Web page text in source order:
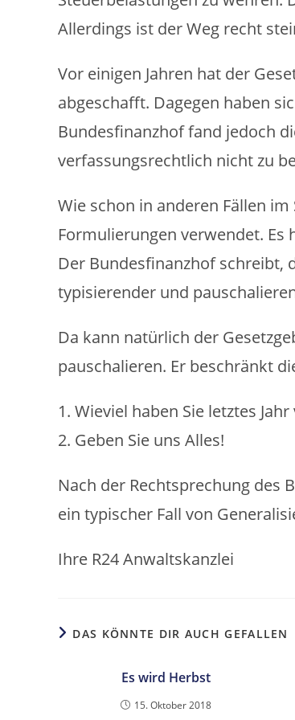
Allerdings ist der Weg recht
Vor einigen Jahren hat der
abgeschafft. Dagegen haben
Bundesfinanzhof fand jedoch
verfassungsrechtlich nicht zu
Wie schon in anderen Fällen
Formulierungen verwendet.
Der Bundesfinanzhof schreibt,
typisierender und
Da kann natürlich der
pauschalieren. Er beschränkt
1. Wieviel haben Sie letztes
2. Geben Sie uns Alles!
Nach der Rechtsprechung des
ein typischer Fall von
Ihre R24 Anwaltskanzlei
DAS KÖNNTE DIR AUCH GEFALLEN
Es wird Herbst
15. Oktober 2018